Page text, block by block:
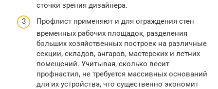
сточки зрения дизайнера.
Профлист применяют и для ограждения стен
временных рабочих площадок, разделения
больших хозяйственных построек на различные
секции, складов, ангаров, мастерских и летних
помещений. Учитывая, сколько весит
профнастил, не требуется массивных оснований
для их устройства, что существенно экономит